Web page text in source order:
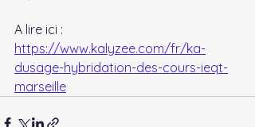
A lire ici :
https://www.kalyzee.com/fr/ka-
dusage-hybridation-des-cours-ieqt-
marseille